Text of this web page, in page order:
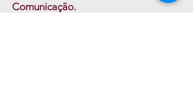
Comunicação.